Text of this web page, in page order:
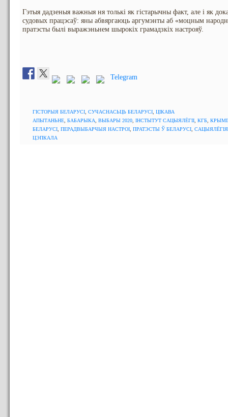
Гэтыя дадзеныя важныя ня толькі як гістарычны факт, але і як
судовых працэсаў: яны абвяргаюць аргумэнты аб «моцным
пратэсты былі выражэньнем шырокіх грамадзкіх настрояў.
Telegram
ГІСТОРЫЯ БЕЛАРУСІ СУЧАСНАСЬЦЬ БЕЛАРУСІ ЦІКАВА
АПЫТАНЬНЕ БАБАРЫКА ВЫБАРЫ 2020 ІНСТЫТУТ САЦЫЯЛЁГІІ КГБ
БЕЛАРУСІ ПЕРАДВЫБАРЧЫЯ НАСТРОІ ПРАТЭСТЫ Ў БЕЛАРУСІ САЦЫЯЛЁГІЯ
ЦЭПКАЛА